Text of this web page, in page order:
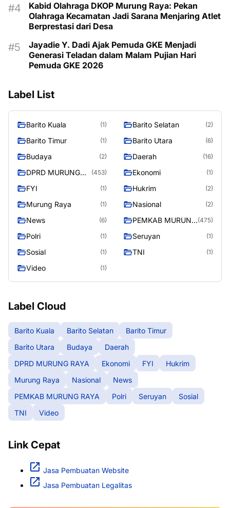
Kabid Olahraga DKOP Murung Raya: Pekan
Olahraga Kecamatan Jadi Sarana Menjaring Atlet
Berprestasi dari Desa
Jayadie Y. Dadi Ajak Pemuda GKE Menjadi
Generasi Teladan dalam Malam Pujian Hari
Pemuda GKE 2026
Label List
Barito Kuala (1) Barito Selatan (2)
Barito Timur (1) Barito Utara (6)
Budaya (2) Daerah (16)
DPRD MURUNG
(453) Ekonomi (1)
FYI (1) Hukrim (2)
Murung Raya (1) Nasional (2)
News (6)
PEMKAB MURUNG (475)
Polri (1) Seruyan (1)
Sosial (1) TNI (1)
Video (1)
Label Cloud
Barito Kuala Barito Selatan
Barito Timur
Barito Utara
Budaya
Daerah
DPRD MURUNG RAYA
Ekonomi FYI
Hukrim
Murung Raya
Nasional
News
PEMKAB MURUNG RAYA
Polri Seruyan
Sosial
TNI
Video
Link Cepat
Jasa Pembuatan Website
Jasa Pembuatan Legalitas